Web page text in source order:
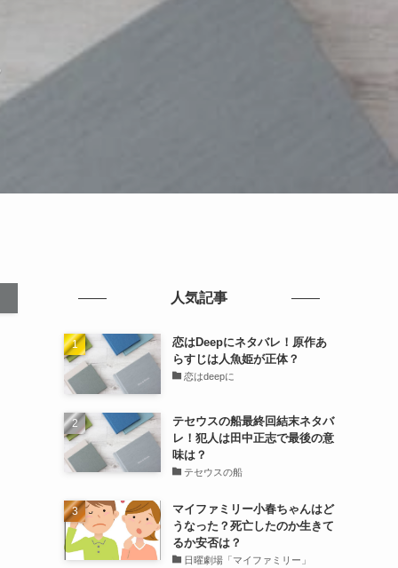
人気記事
恋はDeepにネタバレ！原作あ
らすじは人魚姫が正体？
恋はdeepに
テセウスの船最終回結末ネタバ
レ！犯人は田中正志で最後の意
味は？
テセウスの船
マイファミリー小春ちゃんはど
うなった？死亡したのか生きて
るか安否は？
日曜劇場「マイファミリー」